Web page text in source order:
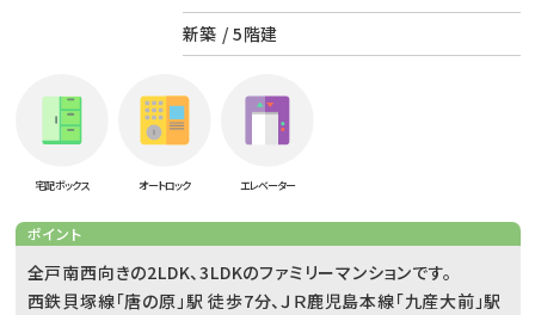
新築 / 5階建
宅配ボックス オートロック エレベーター
ポイント
全戸南西向きの2LDK、3LDKのファミリーマンションです。
西鉄貝塚線「唐の原」駅 徒歩7分、ＪＲ鹿児島本線「九産大前」駅